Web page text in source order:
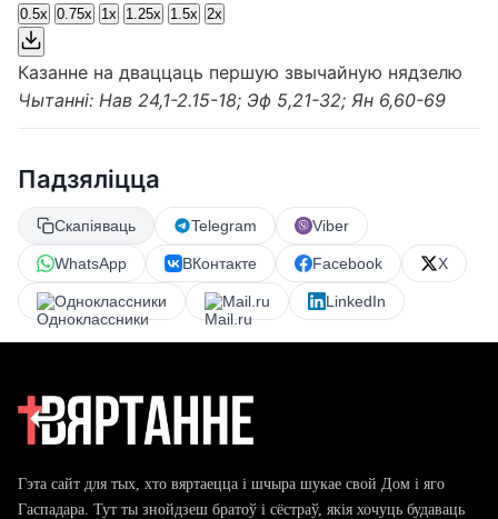
0.5x 0.75x 1x 1.25x 1.5x 2x
Казанне на дваццаць першую звычайную нядзелю
Чытанні: Нав 24,1-2.15-18; Эф 5,21-32; Ян 6,60-69
Падзяліцца
Скапіяваць Telegram Viber
WhatsApp ВКонтакте Facebook X
Одноклассники Mail.ru LinkedIn
Гэта сайт для тых, хто вяртаецца і шчыра шукае свой Дом і яго
Гаспадара. Тут ты знойдзеш братоў і сёстраў, якія хочуць будаваць